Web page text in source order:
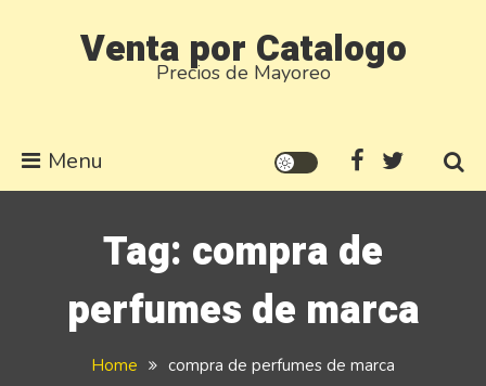
Venta por Catalogo
Precios de Mayoreo
Menu
Tag: compra de
perfumes de marca
Home compra de perfumes de marca